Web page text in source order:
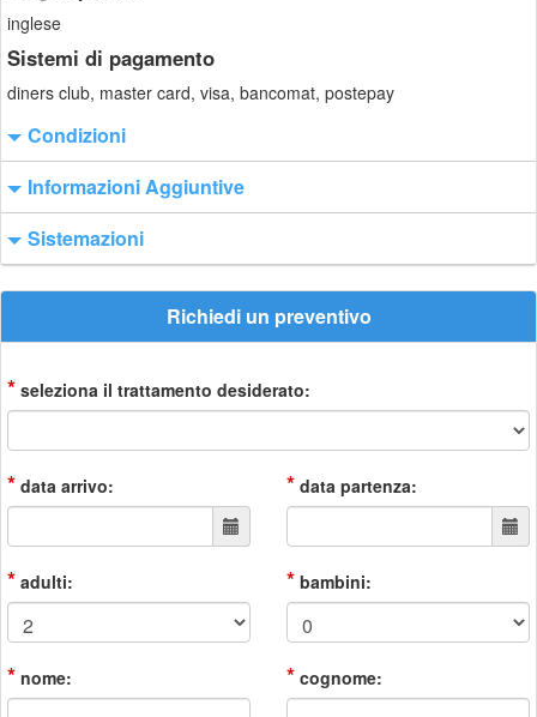
inglese
Sistemi di pagamento
diners club, master card, visa, bancomat, postepay
Condizioni
Informazioni Aggiuntive
Sistemazioni
Richiedi un preventivo
* seleziona il trattamento desiderato:
* data arrivo: * data partenza:
* adulti: * bambini:
* nome: * cognome: